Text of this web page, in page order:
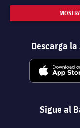
Descarga la
Sigue al